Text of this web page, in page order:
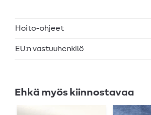
Hoito-ohjeet
EU:n vastuuhenkilö
Ehkä myös kiinnostavaa